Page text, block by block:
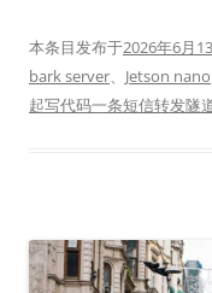
本条目发布于2026年6月
bark server、 Jetson nano
起写代码一条短信转发隧